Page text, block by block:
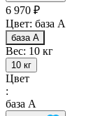
6 970 ₽
Цвет: база А
база А
Вес: 10 кг
10 кг
Цвет
:
база А